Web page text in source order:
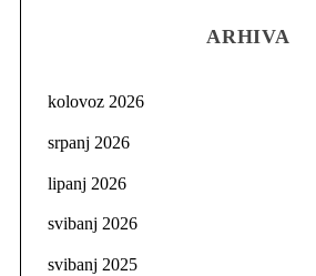
ARHIVA
kolovoz 2026
srpanj 2026
lipanj 2026
svibanj 2026
svibanj 2025